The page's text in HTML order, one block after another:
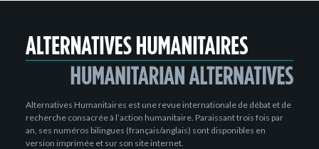
Alternatives Humanitaires est une revue internationale de débat et de
recherche consacrée à l’action humanitaire. Paraissant trois fois par
an, ses numéros bilingues (français/anglais) sont disponibles en
version imprimée et sur son site internet.